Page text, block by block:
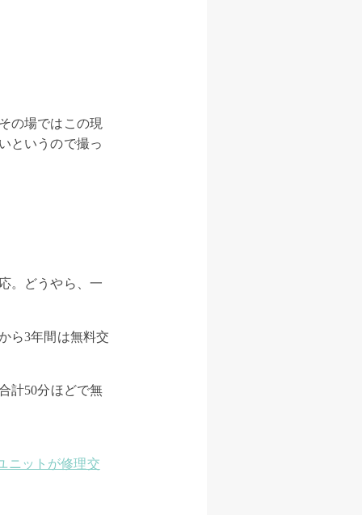
の場ではこの現
というので撮っ
。どうやら、一
ら3年間は無料交
計50分ほどで無
ニットが修理交